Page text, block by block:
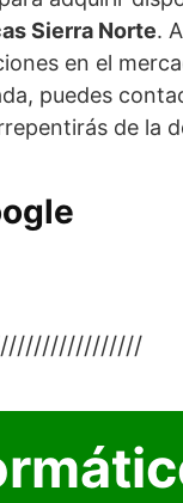
Sierra Norte.
en el
puedes
de la